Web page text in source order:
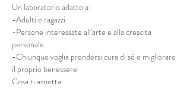
Un laboratorio adatto a:
-Adulti e ragazzi
-Persone interessate all'arte e alla crescita
personale
-Chiunque voglia prendersi cura di sé e migliorare
il proprio benessere
Cosa ti aspetta: